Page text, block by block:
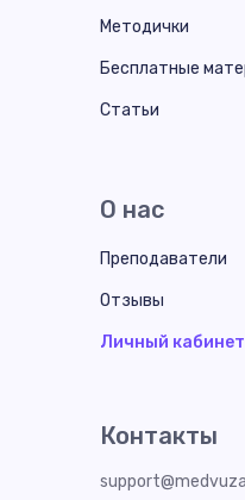
Методички
Бесплатные
Статьи
О нас
Преподаватели
Отзывы
Личный кабинет
Контакты